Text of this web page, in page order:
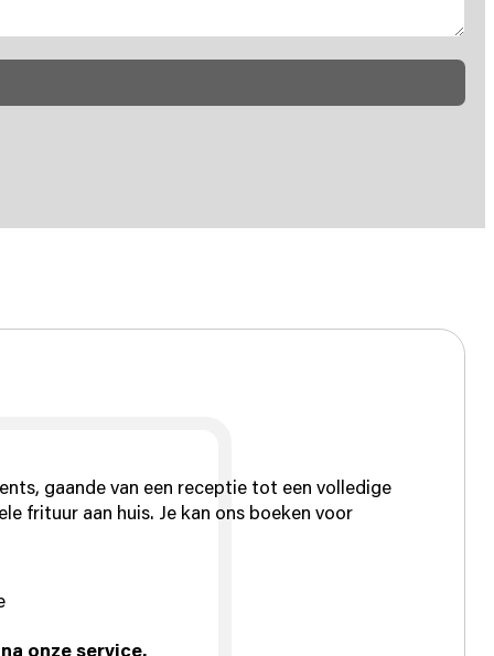
onze service.
gaande van een receptie tot een volledige
frituur aan huis. Je kan ons boeken voor